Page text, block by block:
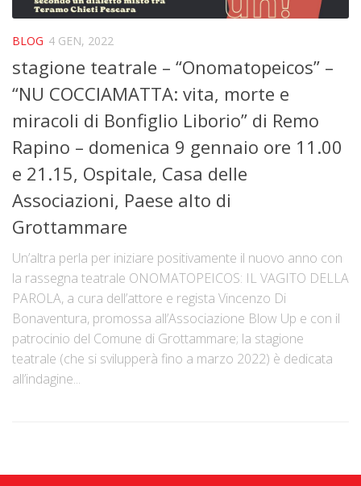
BLOG 4 GEN, 2022
stagione teatrale – “Onomatopeicos” –
“NU COCCIAMATTA: vita, morte e
miracoli di Bonfiglio Liborio” di Remo
Rapino – domenica 9 gennaio ore 11.00
e 21.15, Ospitale, Casa delle
Associazioni, Paese alto di
Grottammare
Un’altra perla per iniziare positivamente il nuovo anno con
la rassegna teatrale ONOMATOPEICOS: IL VAGITO DELLA
PAROLA, a cura dell’attore e regista Vincenzo Di
Bonaventura, promossa all’Associazione Blow Up e con il
patrocinio del Comune di Grottammare; la stagione
teatrale (che si svilupperà fino a marzo 2022) è dedicata
all’indagine...